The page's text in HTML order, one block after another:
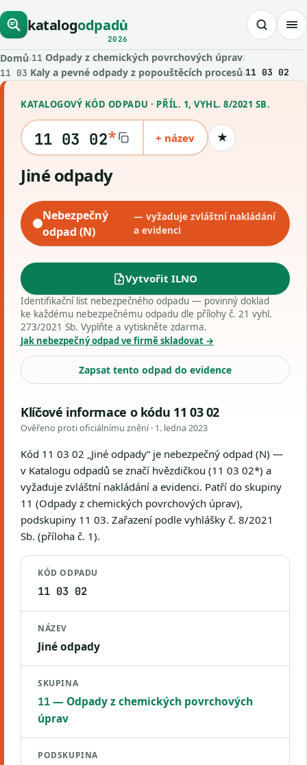
katalogodpadů
2026
Domů›11 Odpady z chemických povrchových úprav›
11 03 Kaly a pevné odpady z popouštěcích procesů›11 03 02
KATALOGOVÝ KÓD ODPADU · PŘÍL. 1, VYHL. 8/2021 SB.
11 03 02* + název ★Uložit kód
Jiné odpady
Nebezpečný
odpad (N)
— vyžaduje zvláštní nakládání
a evidenci
Vytvořit ILNO
Identifikační list nebezpečného odpadu — povinný doklad
ke každému nebezpečnému odpadu dle přílohy č. 21 vyhl.
273/2021 Sb. Vyplňte a vytiskněte zdarma.
Jak nebezpečný odpad ve firmě skladovat →
Zapsat tento odpad do evidence
Klíčové informace o kódu 11 03 02
Ověřeno proti oficiálnímu znění · 1. ledna 2023
Kód 11 03 02 „Jiné odpady“ je nebezpečný odpad (N) —
v Katalogu odpadů se značí hvězdičkou (11 03 02*) a
vyžaduje zvláštní nakládání a evidenci. Patří do skupiny
11 (Odpady z chemických povrchových úprav),
podskupiny 11 03. Zařazení podle vyhlášky č. 8/2021
Sb. (příloha č. 1).
KÓD ODPADU
11 03 02
NÁZEV
Jiné odpady
SKUPINA
11— Odpady z chemických povrchových
úprav
PODSKUPINA